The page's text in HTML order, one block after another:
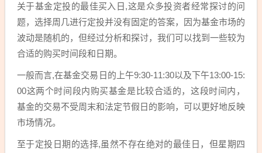
关于基金定投的最佳买入日,这是众多投资者经常探讨的问
题，选择周几进行定投并没有固定的答案，因为基金市场的
波动是随机的，但经过分析和探讨，我们可以找到一些较为
合适的购买时间段和日期。
一般而言,在基金交易日的上午9:30-11:30以及下午13:00-15:
00这两个时间段内购买基金是比较合适的，这段时间内，
基金的交易不受周末和法定节假日的影响，可以更好地反映
市场情况。
至于定投日期的选择,虽然不存在绝对的最佳日，但星期四